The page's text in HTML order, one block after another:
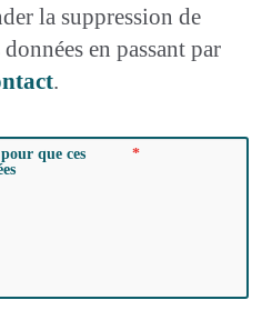
la suppression de
en passant par
.
que ces